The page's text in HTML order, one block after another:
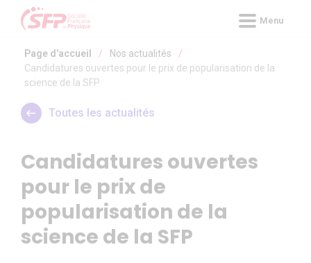
Panneau de gestion des cookies
Menu
Page d'accueil / Nos actualités
/
Candidatures ouvertes pour le prix de popularisation de la
science de la SFP
Toutes les actualités
Candidatures ouvertes
pour le prix de
popularisation de la
science de la SFP